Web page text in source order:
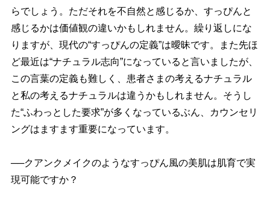
らでしょう。ただそれを不自然と感じるか、すっぴんと
感じるかは価値観の違いかもしれません。繰り返しにな
りますが、現代の“すっぴんの定義”は曖昧です。また先ほ
ど最近は“ナチュラル志向”になっていると言いましたが、
この言葉の定義も難しく、患者さまの考えるナチュラル
と私の考えるナチュラルは違うかもしれません。そうし
た“ふわっとした要求”が多くなっているぶん、カウンセリ
ングはますます重要になっています。
──クアンクメイクのようなすっぴん風の美肌は肌育で実
現可能ですか？